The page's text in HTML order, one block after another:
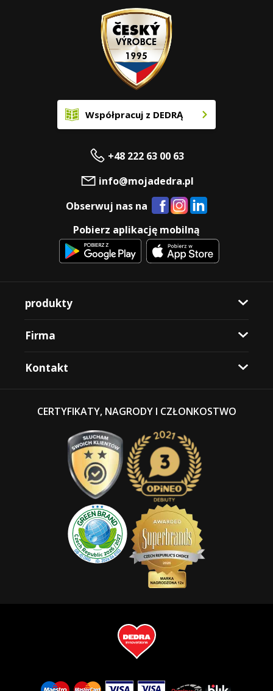
Współpracuj z DEDRĄ
+48 222 63 00 63
info@mojadedra.pl
Obserwuj nas na
Pobierz aplikację mobilną
produkty
Firma
Kontakt
CERTYFIKATY, NAGRODY I CZŁONKOSTWO